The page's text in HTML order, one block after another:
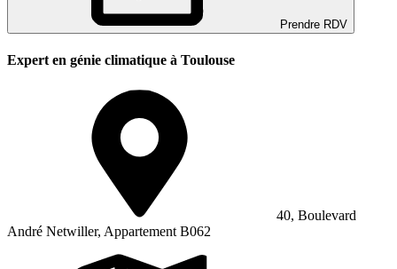
Prendre RDV
Expert en génie climatique à Toulouse
40, Boulevard
André Netwiller, Appartement B062